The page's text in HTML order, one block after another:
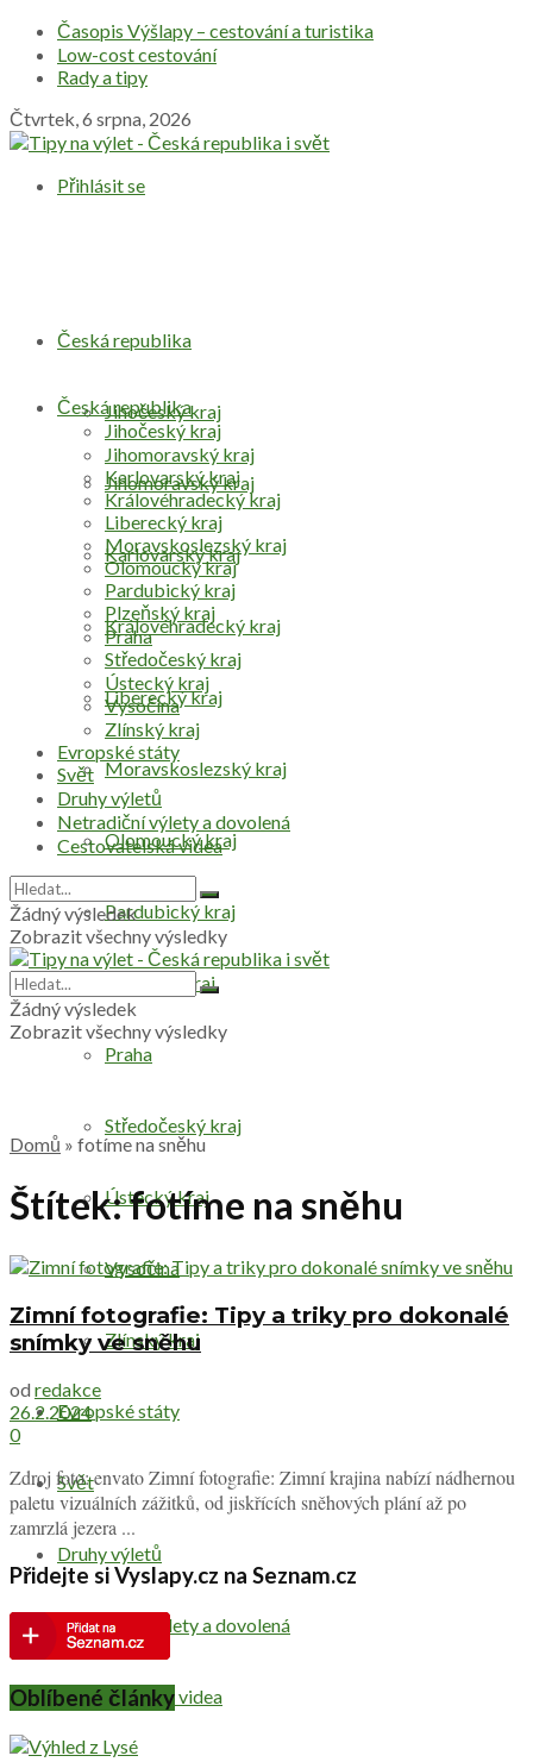
Časopis Výšlapy – cestování a turistika
Low-cost cestování
Rady a tipy
Čtvrtek, 6 srpna, 2026
Přihlásit se
Česká republika
Jihočeský kraj
Jihomoravský kraj
Karlovarský kraj
Královéhradecký kraj
Liberecký kraj
Moravskoslezský kraj
Olomoucký kraj
Pardubický kraj
Plzeňský kraj
Praha
Středočeský kraj
Ústecký kraj
Vysočina
Zlínský kraj
Evropské státy
Svět
Druhy výletů
Netradiční výlety a dovolená
Cestovatelská videa
Česká republika
Jihočeský kraj
Jihomoravský kraj
Karlovarský kraj
Královéhradecký kraj
Liberecký kraj
Moravskoslezský kraj
Olomoucký kraj
Pardubický kraj
Plzeňský kraj
Praha
Středočeský kraj
Ústecký kraj
Vysočina
Zlínský kraj
Evropské státy
Svět
Druhy výletů
Netradiční výlety a dovolená
Cestovatelská videa
Žádný výsledek
Zobrazit všechny výsledky
Žádný výsledek
Zobrazit všechny výsledky
Domů » fotíme na sněhu
Štítek:fotíme na sněhu
Zimní fotografie: Tipy a triky pro dokonalé
snímky ve sněhu
od redakce
26.2.2024
0
Zdroj foto: envato Zimní fotografie: Zimní krajina nabízí nádhernou
paletu vizuálních zážitků, od jiskřících sněhových plání až po
zamrzlá jezera ...
Přidejte si Vyslapy.cz na Seznam.cz
Oblíbené články